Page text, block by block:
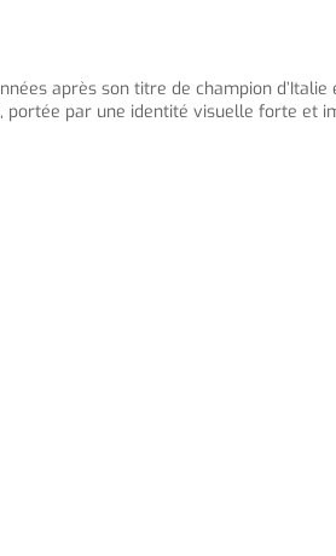
après son titre de champion
par une identité visuelle forte et